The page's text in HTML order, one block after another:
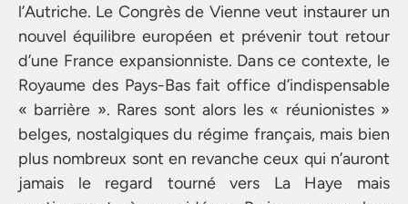
l’Autriche. Le Congrès de Vienne veut instaurer un
nouvel équilibre européen et prévenir tout retour
d’une France expansionniste. Dans ce contexte, le
Royaume des Pays-Bas fait office d’indispensable
« barrière ». Rares sont alors les « réunionistes »
belges, nostalgiques du régime français, mais bien
plus nombreux sont en revanche ceux qui n’auront
jamais le regard tourné vers La Haye mais